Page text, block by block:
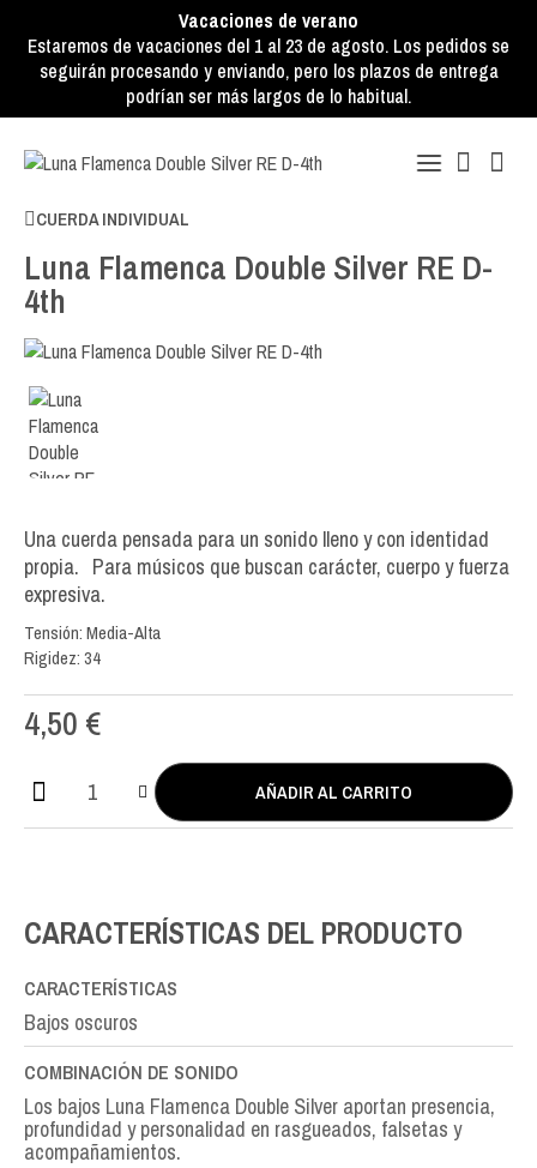
Vacaciones de verano
Estaremos de vacaciones del 1 al 23 de agosto. Los pedidos se
seguirán procesando y enviando, pero los plazos de entrega
podrían ser más largos de lo habitual.
CUERDA INDIVIDUAL
Luna Flamenca Double Silver RE D-
4th
Una cuerda pensada para un sonido lleno y con identidad
propia. Para músicos que buscan carácter, cuerpo y fuerza
expresiva.
Tensión: Media-Alta
Rigidez: 34
4,50 €
Luna
Flamenca
D-
cantidad
AÑADIR AL CARRITO
CARACTERÍSTICAS DEL PRODUCTO
CARACTERÍSTICAS
Bajos oscuros
COMBINACIÓN DE SONIDO
Los bajos Luna Flamenca Double Silver aportan presencia,
profundidad y personalidad en rasgueados, falsetas y
acompañamientos.